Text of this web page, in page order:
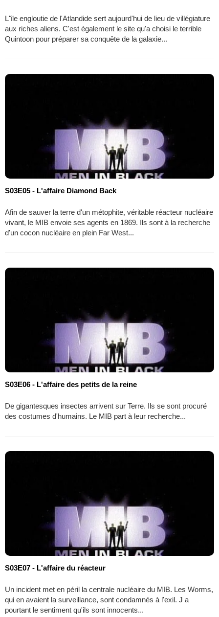
L'île engloutie de l'Atlandide sert aujourd'hui de lieu de villégiature
aux riches aliens. C'est également le site qu'a choisi le terrible
Quintoon pour préparer sa conquête de la galaxie...
S03E05 - L'affaire Diamond Back
Afin de sauver la terre d'un métophite, véritable réacteur nucléaire
vivant, le MIB envoie ses agents en 1869. Ils sont à la recherche
d'un cocon nucléaire en plein Far West...
S03E06 - L'affaire des petits de la reine
De gigantesques insectes arrivent sur Terre. Ils se sont procuré
des costumes d'humains. Le MIB part à leur recherche...
S03E07 - L'affaire du réacteur
Un incident met en péril la centrale nucléaire du MIB. Les Worms,
qui en avaient la surveillance, sont condamnés à l'exil. J a
pourtant le sentiment qu'ils sont innocents...